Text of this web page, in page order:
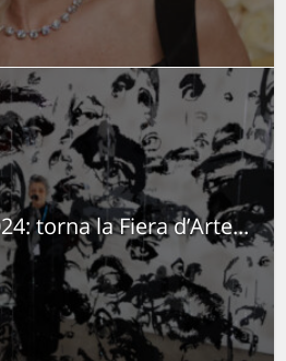
torna la Fiera d’Arte...